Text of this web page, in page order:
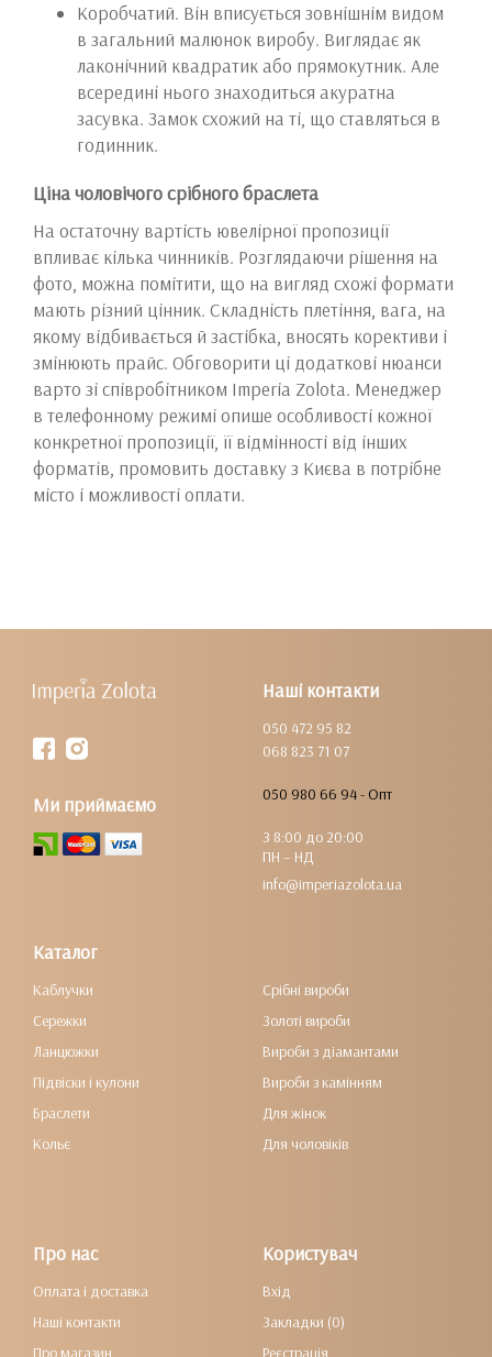
Коробчатий. Він вписується зовнішнім видом
в загальний малюнок виробу. Виглядає як
лаконічний квадратик або прямокутник. Але
всередині нього знаходиться акуратна
засувка. Замок схожий на ті, що ставляться в
годинник.
Ціна чоловічого срібного браслета
На остаточну вартість ювелірної пропозиції
впливає кілька чинників. Розглядаючи рішення на
фото, можна помітити, що на вигляд схожі формати
мають різний цінник. Складність плетіння, вага, на
якому відбивається й застібка, вносять корективи і
змінюють прайс. Обговорити ці додаткові нюанси
варто зі співробітником Imperia Zolota. Менеджер
в телефонному режимі опише особливості кожної
конкретної пропозиції, її відмінності від інших
форматів, промовить доставку з Києва в потрібне
місто і можливості оплати.
Наші контакти
050 472 95 82
068 823 71 07
050 980 66 94 - Опт
З 8:00 до 20:00
ПН – НД
info@imperiazolota.ua
Ми приймаємо
Каталог
Каблучки
Сережки
Ланцюжки
Підвіски і кулони
Браслети
Кольє
Срібні вироби
Золоті вироби
Вироби з діамантами
Вироби з камінням
Для жінок
Для чоловіків
Про нас
Оплата і доставка
Наші контакти
Про магазин
Користувач
Вхід
Закладки (0)
Реєстрація